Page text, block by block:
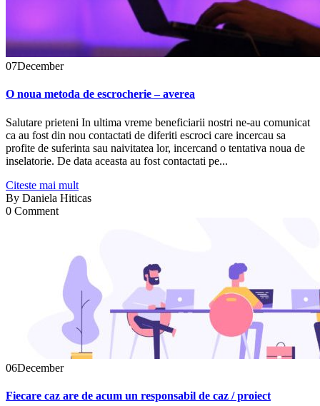
07December
O noua metoda de escrocherie – averea
Salutare prieteni In ultima vreme beneficiarii nostri ne-au comunicat
ca au fost din nou contactati de diferiti escroci care incercau sa
profite de suferinta sau naivitatea lor, incercand o tentativa noua de
inselatorie. De data aceasta au fost contactati pe...
Citeste mai mult
By Daniela Hiticas
0 Comment
06December
Fiecare caz are de acum un responsabil de caz / proiect